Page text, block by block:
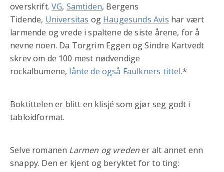
overskrift.VG, Samtiden, Bergens
Tidende, Universitas og Haugesunds Avis har vært
larmende og vrede i spaltene de siste årene, for å
nevne noen. Da Torgrim Eggen og Sindre Kartvedt
skrev om de 100 mest nødvendige
rockalbumene, lånte de også Faulkners tittel.*
Boktittelen er blitt en klisjé som gjør seg godt i
tabloidformat.
Selve romanen Larmen og vredener alt annet enn
snappy. Den er kjent og beryktet for to ting: